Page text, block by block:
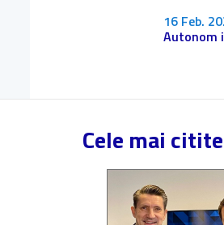
16 Feb.
Autonom
Cele mai